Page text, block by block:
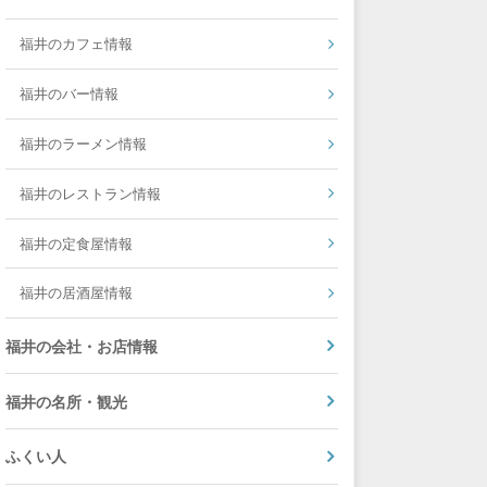
福井のカフェ情報
福井のバー情報
福井のラーメン情報
福井のレストラン情報
福井の定食屋情報
福井の居酒屋情報
福井の会社・お店情報
福井の名所・観光
ふくい人